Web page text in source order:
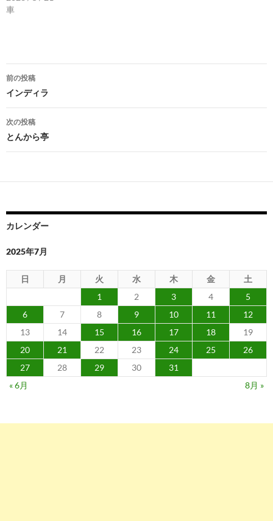
車
投
稿
ナ
ビ
ゲ
ー
ョ
ン
前の投稿
インディラ
次の投稿
とんから亭
カレンダー
2025年7月
日 月 火 水 木 金
土
1
2 3 4
5
6
7 8 9 10 11
12
13
14 15 16 17 18
19
20
21 22 23 24 25
26
27
28 29 30
31
« 6月
8月 »